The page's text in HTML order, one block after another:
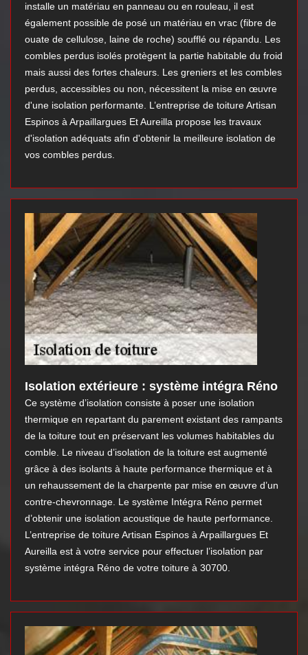
installe un matériau en panneau ou en rouleau, il est
également possible de posé un matériau en vrac (fibre de
ouate de cellulose, laine de roche) soufflé ou répandu. Les
combles perdus isolés protègent la partie habitable du froid
mais aussi des fortes chaleurs. Les greniers et les combles
perdus, accessibles ou non, nécessitent la mise en œuvre
d'une isolation performante. L’entreprise de toiture Artisan
Espinos à Arpaillargues Et Aureilla propose les travaux
d'isolation adéquats afin d'obtenir la meilleure isolation de
vos combles perdus.
Isolation extérieure : système intégra Réno
Ce système d’isolation consiste à poser une isolation
thermique en repartant du parement existant des rampants
de la toiture tout en préservant les volumes habitables du
comble. Le niveau d’isolation de la toiture est augmenté
grâce à des isolants à haute performance thermique et à
un rehaussement de la charpente par mise en œuvre d’un
contre-chevronnage. Le système Intégra Réno permet
d’obtenir une isolation acoustique de haute performance.
L’entreprise de toiture Artisan Espinos à Arpaillargues Et
Aureilla est à votre service pour effectuer l’isolation par
système intégra Réno de votre toiture à 30700.